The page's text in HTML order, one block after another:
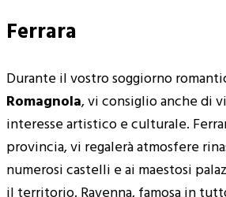
Ferrara
Durante il vostro soggiorno
Romagnola, vi consiglio anche di
interesse artistico e culturale.
provincia, vi regalerà atmosfere
numerosi castelli e ai maestosi